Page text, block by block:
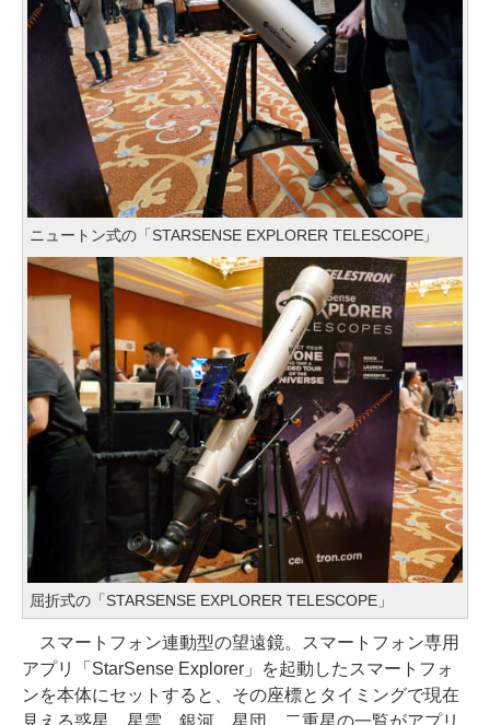
ニュートン式の「STARSENSE EXPLORER TELESCOPE」
屈折式の「STARSENSE EXPLORER TELESCOPE」
スマートフォン連動型の望遠鏡。スマートフォン専用
アプリ「StarSense Explorer」を起動したスマートフォ
ンを本体にセットすると、その座標とタイミングで現在
見える惑星、星雲、銀河、星団、二重星の一覧がアプリ